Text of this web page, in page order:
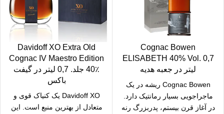
Cognac Bowen
ELISABETH 40% Vol. 0,7
لیتر در جعبه هدیه
Cognac Bowen ریشه در یک
ماجراجویی بسیار رمانتیک دارد.
در آغاز قرن بیستم، پدربزرگ رنه
Davidoff XO Extra Old
Cognac IV Maestro Edition
40٪ جلد. 0,7 لیتر در گیفت
باکس
Davidoff XO یک کنیاک قوی و
متعادل از بهترین منبع است. این